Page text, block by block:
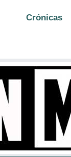
Crónicas